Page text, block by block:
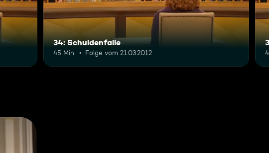
34: Schuldenfalle
45 Min. Folge vom 21.03.2012